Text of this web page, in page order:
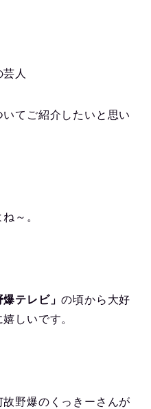
人
てご紹介したいと思い
～。
爆テレビ」の頃から大好
しいです。
野爆のくっきーさんが